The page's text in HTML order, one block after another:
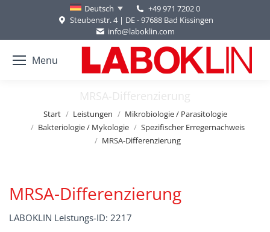
Deutsch
+49 971 7202 0
Steubenstr. 4 | DE - 97688 Bad Kissingen
info@laboklin.com
Menu
MRSA-Differenzierung
Sie befinden sich hier:
Start Leistungen
Mikrobiologie / Parasitologie
Bakteriologie / Mykologie
Spezifischer Erregernachweis
MRSA-Differenzierung
MRSA-Differenzierung
LABOKLIN Leistungs-ID: 2217